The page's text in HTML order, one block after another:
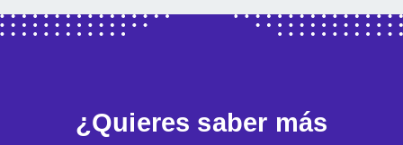
¿Quieres saber más